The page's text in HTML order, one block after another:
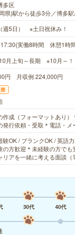
多区
県)駅から徒歩3分／博多
週5日） ※土日祝休み！
実働8時間 休憩1時
月上旬～長期 ※10月～！
円 月収例 224,000円
作成（フォーマットあり）
発行依頼・受取＊電話・
験OK / ブランクOK / 英語
の方歓迎＊未経験の方で
リアを一緒に考える面談
30代 40代